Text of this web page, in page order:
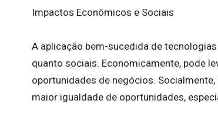
Impactos Econômicos e Sociais
A aplicação bem-sucedida de
quanto sociais. Economicamente, pode
oportunidades de negócios.
maior igualdade de oportunidades,